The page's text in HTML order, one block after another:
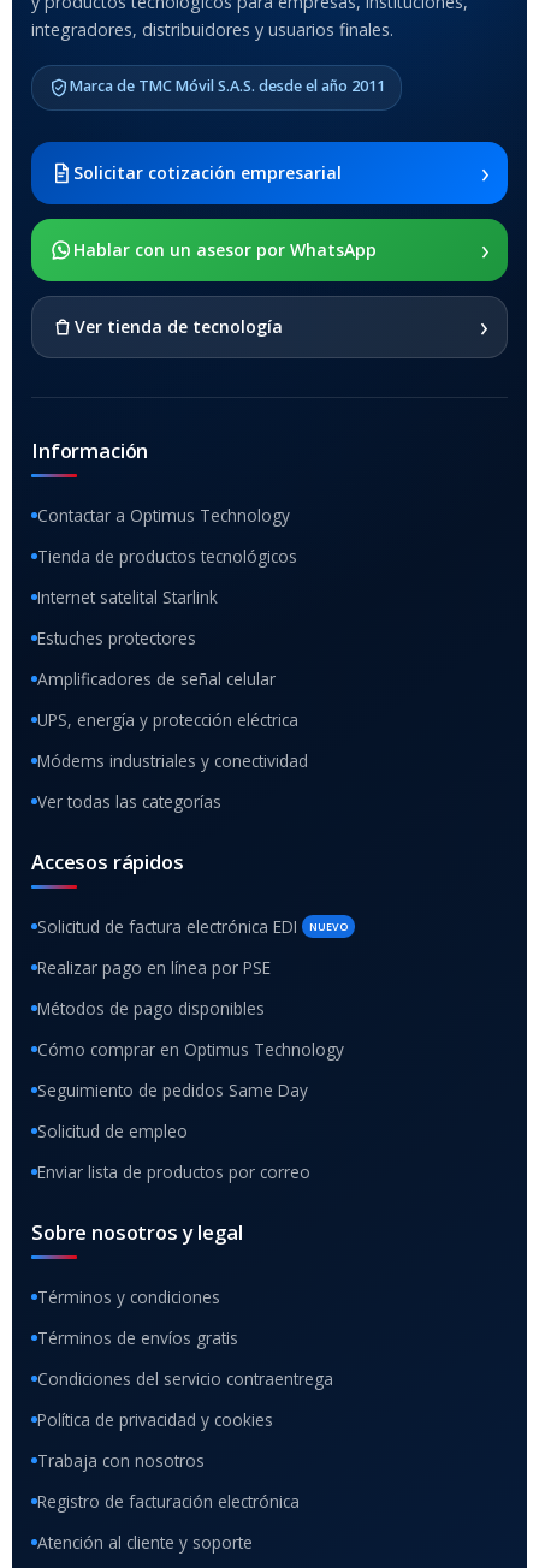
MODELO DE TABLETS
COMPATIBLES
2021 SM-x200 / Samsung
Galaxy Tab A8 10.5 2021 SM-
x205
SOPORTE DE APOYO
integradores, distribuidores y usuarios finales.
Marca de TMC Móvil S.A.S. desde el año 2011
Solicitar cotización empresarial ›
Hablar con un asesor por WhatsApp ›
Ver tienda de tecnología ›
Información
Contactar a Optimus Technology
Tienda de productos tecnológicos
Internet satelital Starlink
Estuches protectores
Amplificadores de señal celular
UPS, energía y protección eléctrica
Módems industriales y conectividad
Ver todas las categorías
Accesos rápidos
Solicitud de factura electrónica EDI NUEVO
Realizar pago en línea por PSE
Métodos de pago disponibles
Cómo comprar en Optimus Technology
Seguimiento de pedidos Same Day
Solicitud de empleo
Enviar lista de productos por correo
Sobre nosotros y legal
Términos y condiciones
Términos de envíos gratis
Condiciones del servicio contraentrega
Política de privacidad y cookies
Trabaja con nosotros
Registro de facturación electrónica
Atención al cliente y soporte